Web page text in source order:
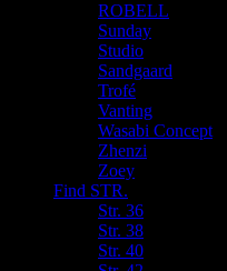
ROBELL
Sunday
Studio
Sandgaard
Trofé
Vanting
Wasabi Concept
Zhenzi
Zoey
Find STR.
Str. 36
Str. 38
Str. 40